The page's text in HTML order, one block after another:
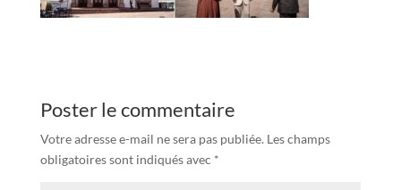
Poster le commentaire
Votre adresse e-mail ne sera pas publiée. Les champs
obligatoires sont indiqués avec *